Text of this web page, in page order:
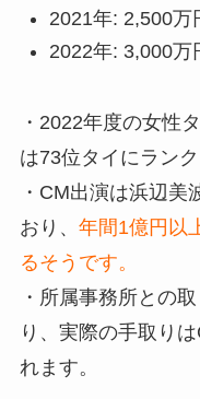
2021年: 2,500万
2022年: 3,000万
・2022年度の女性
は73位タイにラン
・CM出演は浜辺美
おり、 年間1億円以
るそうです。
・所属事務所との
り、実際の手取り
れます。